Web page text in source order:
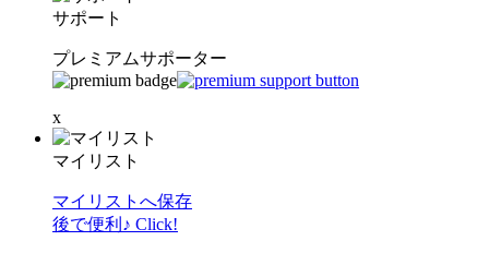
サポート
プレミアムサポーター
x
マイリスト
マイリストへ保存
後で便利♪ Click!